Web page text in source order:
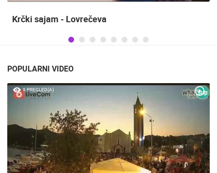
Krčki sajam - Lovrečeva
POPULARNI VIDEO
9 PREGLED(A)